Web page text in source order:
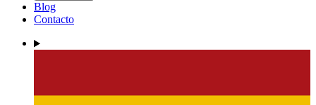
Blog
Contacto